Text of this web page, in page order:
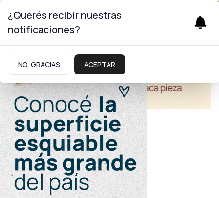
Turismo
¿Querés recibir nuestras
notificaciones?
NO, GRACIAS ACEPTAR